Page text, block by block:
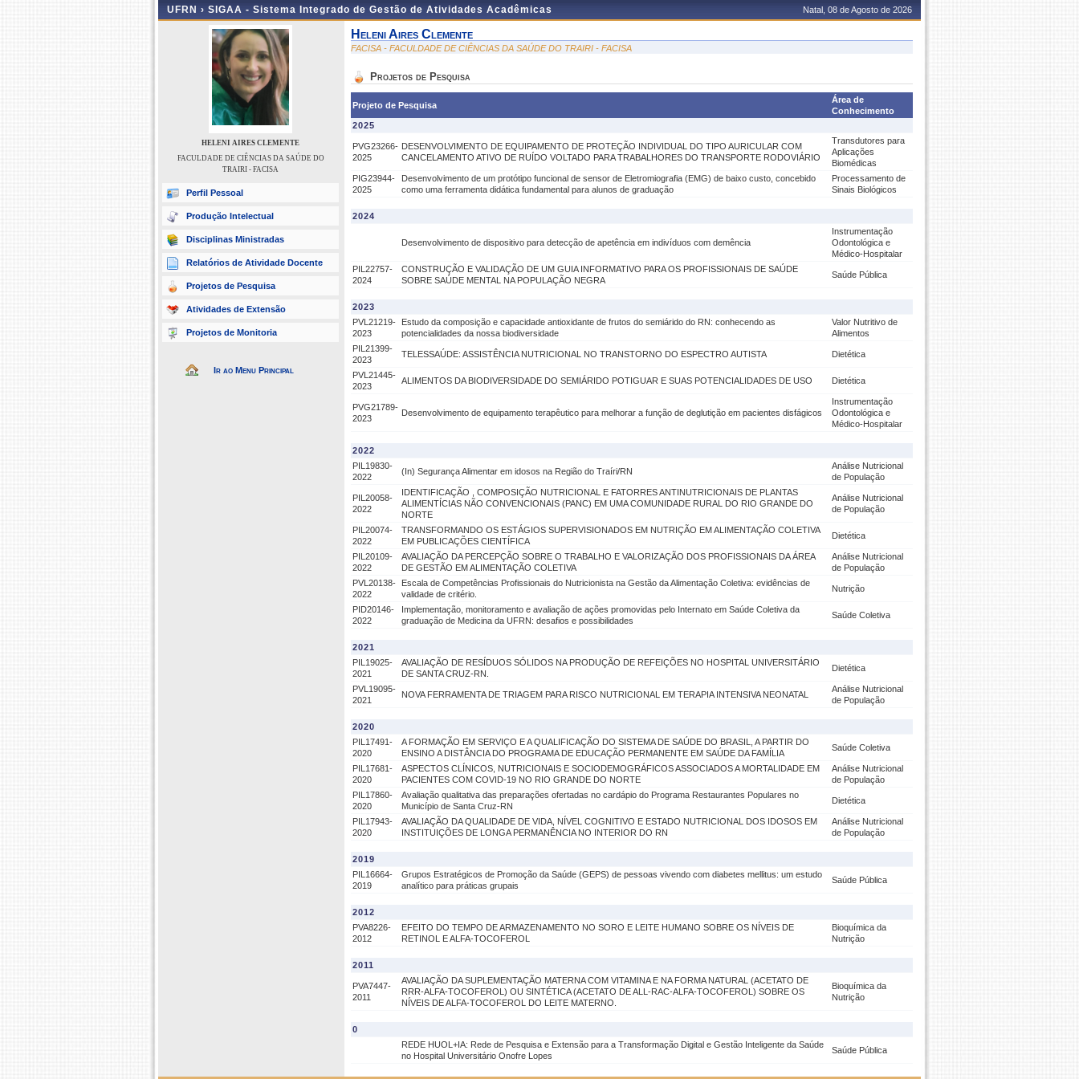
UFRN › SIGAA - Sistema Integrado de Gestão de Atividades Acadêmicas Natal, 08 de Agosto de 2026
HELENI AIRES CLEMENTE
FACULDADE DE CIÊNCIAS DA SAÚDE DO
TRAIRI - FACISA
Perfil Pessoal
Produção Intelectual
Disciplinas Ministradas
Relatórios de Atividade Docente
Projetos de Pesquisa
Atividades de Extensão
Projetos de Monitoria
Ir ao Menu Principal
Heleni Aires Clemente
FACISA - FACULDADE DE CIÊNCIAS DA SAÚDE DO TRAIRI - FACISA
Projetos de Pesquisa
Projeto de Pesquisa
Área de
Conhecimento
2025
PVG23266-
2025
DESENVOLVIMENTO DE EQUIPAMENTO DE PROTEÇÃO INDIVIDUAL DO TIPO AURICULAR COM
CANCELAMENTO ATIVO DE RUÍDO VOLTADO PARA TRABALHORES DO TRANSPORTE RODOVIÁRIO
Transdutores para
Aplicações
Biomédicas
PIG23944-
2025
Desenvolvimento de um protótipo funcional de sensor de Eletromiografia (EMG) de baixo custo, concebido
como uma ferramenta didática fundamental para alunos de graduação
Processamento de
Sinais Biológicos
2024
Desenvolvimento de dispositivo para detecção de apetência em indivíduos com demência
Instrumentação
Odontológica e
Médico-Hospitalar
PIL22757-
2024
CONSTRUÇÃO E VALIDAÇÃO DE UM GUIA INFORMATIVO PARA OS PROFISSIONAIS DE SAÚDE
SOBRE SAÚDE MENTAL NA POPULAÇÃO NEGRA
Saúde Pública
2023
PVL21219-
2023
Estudo da composição e capacidade antioxidante de frutos do semiárido do RN: conhecendo as
potencialidades da nossa biodiversidade
Valor Nutritivo de
Alimentos
PIL21399-
2023
TELESSAÚDE: ASSISTÊNCIA NUTRICIONAL NO TRANSTORNO DO ESPECTRO AUTISTA Dietética
PVL21445-
2023
ALIMENTOS DA BIODIVERSIDADE DO SEMIÁRIDO POTIGUAR E SUAS POTENCIALIDADES DE USO Dietética
PVG21789-
2023
Desenvolvimento de equipamento terapêutico para melhorar a função de deglutição em pacientes disfágicos
Instrumentação
Odontológica e
Médico-Hospitalar
2022
PIL19830-
2022
(In) Segurança Alimentar em idosos na Região do Traíri/RN
Análise Nutricional
de População
PIL20058-
2022
IDENTIFICAÇÃO , COMPOSIÇÃO NUTRICIONAL E FATORRES ANTINUTRICIONAIS DE PLANTAS
ALIMENTÍCIAS NÃO CONVENCIONAIS (PANC) EM UMA COMUNIDADE RURAL DO RIO GRANDE DO
NORTE
Análise Nutricional
de População
PIL20074-
2022
TRANSFORMANDO OS ESTÁGIOS SUPERVISIONADOS EM NUTRIÇÃO EM ALIMENTAÇÃO COLETIVA
EM PUBLICAÇÕES CIENTÍFICA
Dietética
PIL20109-
2022
AVALIAÇÃO DA PERCEPÇÃO SOBRE O TRABALHO E VALORIZAÇÃO DOS PROFISSIONAIS DA ÁREA
DE GESTÃO EM ALIMENTAÇÃO COLETIVA
Análise Nutricional
de População
PVL20138-
2022
Escala de Competências Profissionais do Nutricionista na Gestão da Alimentação Coletiva: evidências de
validade de critério.
Nutrição
PID20146-
2022
Implementação, monitoramento e avaliação de ações promovidas pelo Internato em Saúde Coletiva da
graduação de Medicina da UFRN: desafios e possibilidades
Saúde Coletiva
2021
PIL19025-
2021
AVALIAÇÃO DE RESÍDUOS SÓLIDOS NA PRODUÇÃO DE REFEIÇÕES NO HOSPITAL UNIVERSITÁRIO
DE SANTA CRUZ-RN.
Dietética
PVL19095-
2021
NOVA FERRAMENTA DE TRIAGEM PARA RISCO NUTRICIONAL EM TERAPIA INTENSIVA NEONATAL
Análise Nutricional
de População
2020
PIL17491-
2020
A FORMAÇÃO EM SERVIÇO E A QUALIFICAÇÃO DO SISTEMA DE SAÚDE DO BRASIL, A PARTIR DO
ENSINO A DISTÂNCIA DO PROGRAMA DE EDUCAÇÃO PERMANENTE EM SAÚDE DA FAMÍLIA
Saúde Coletiva
PIL17681-
2020
ASPECTOS CLÍNICOS, NUTRICIONAIS E SOCIODEMOGRÁFICOS ASSOCIADOS A MORTALIDADE EM
PACIENTES COM COVID-19 NO RIO GRANDE DO NORTE
Análise Nutricional
de População
PIL17860-
2020
Avaliação qualitativa das preparações ofertadas no cardápio do Programa Restaurantes Populares no
Município de Santa Cruz-RN
Dietética
PIL17943-
2020
AVALIAÇÃO DA QUALIDADE DE VIDA, NÍVEL COGNITIVO E ESTADO NUTRICIONAL DOS IDOSOS EM
INSTITUIÇÕES DE LONGA PERMANÊNCIA NO INTERIOR DO RN
Análise Nutricional
de População
2019
PIL16664-
2019
Grupos Estratégicos de Promoção da Saúde (GEPS) de pessoas vivendo com diabetes mellitus: um estudo
analítico para práticas grupais
Saúde Pública
2012
PVA8226-
2012
EFEITO DO TEMPO DE ARMAZENAMENTO NO SORO E LEITE HUMANO SOBRE OS NÍVEIS DE
RETINOL E ALFA-TOCOFEROL
Bioquímica da
Nutrição
2011
PVA7447-
2011
AVALIAÇÃO DA SUPLEMENTAÇÃO MATERNA COM VITAMINA E NA FORMA NATURAL (ACETATO DE
RRR-ALFA-TOCOFEROL) OU SINTÉTICA (ACETATO DE ALL-RAC-ALFA-TOCOFEROL) SOBRE OS
NÍVEIS DE ALFA-TOCOFEROL DO LEITE MATERNO.
Bioquímica da
Nutrição
0
REDE HUOL+IA: Rede de Pesquisa e Extensão para a Transformação Digital e Gestão Inteligente da Saúde
no Hospital Universitário Onofre Lopes
Saúde Pública